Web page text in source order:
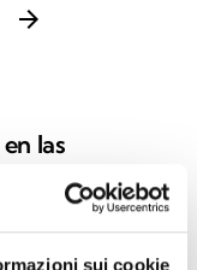
sui cookie
arrow_forward
las